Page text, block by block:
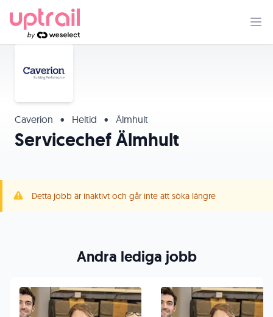
Caverion • Heltid • Älmhult
Servicechef Älmhult
Detta jobb är inaktivt och går inte att söka längre
Andra lediga jobb